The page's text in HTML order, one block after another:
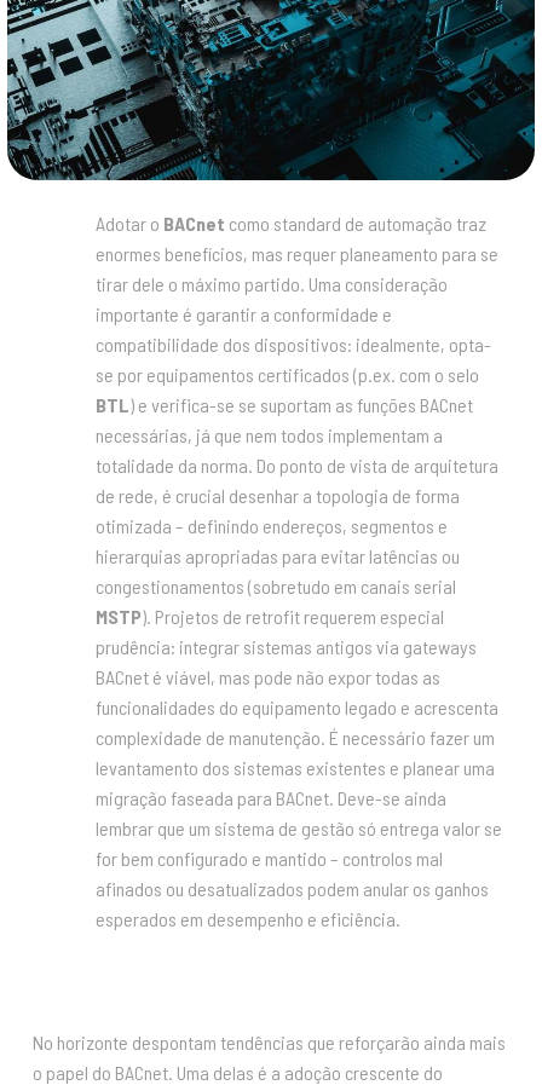
Adotar o BACnet como standard de automação traz
enormes benefícios, mas requer planeamento para se
tirar dele o máximo partido. Uma consideração
importante é garantir a conformidade e
compatibilidade dos dispositivos: idealmente, opta-
se por equipamentos certificados (p.ex. com o selo
BTL ) e verifica-se se suportam as funções BACnet
necessárias, já que nem todos implementam a
totalidade da norma. Do ponto de vista de arquitetura
de rede, é crucial desenhar a topologia de forma
otimizada – definindo endereços, segmentos e
hierarquias apropriadas para evitar latências ou
congestionamentos (sobretudo em canais serial
MSTP). Projetos de retrofit requerem especial
prudência: integrar sistemas antigos via gateways
BACnet é viável, mas pode não expor todas as
funcionalidades do equipamento legado e acrescenta
complexidade de manutenção. É necessário fazer um
levantamento dos sistemas existentes e planear uma
migração faseada para BACnet. Deve-se ainda
lembrar que um sistema de gestão só entrega valor se
for bem configurado e mantido – controlos mal
afinados ou desatualizados podem anular os ganhos
esperados em desempenho e eficiência.
No horizonte despontam tendências que reforçarão ainda mais
o papel do BACnet. Uma delas é a adoção crescente do